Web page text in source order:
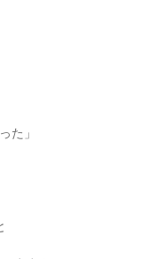
た」